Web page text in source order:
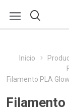
Inicio
Filamento PLA
Filamento